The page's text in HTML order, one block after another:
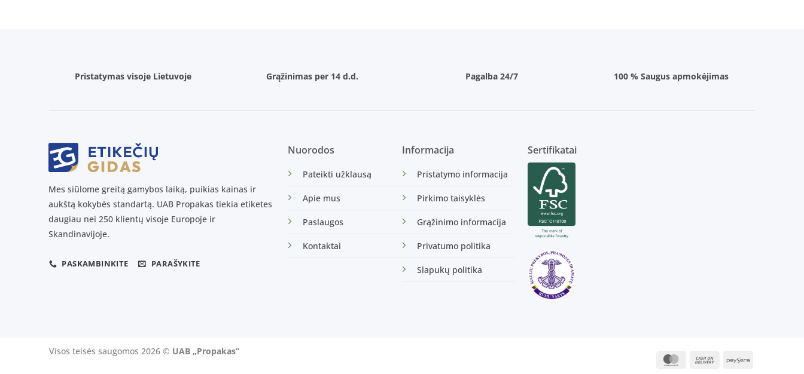
Pristatymas visoje Lietuvoje Grąžinimas per 14 d.d. Pagalba 24/7 100 % Saugus apmokėjimas
Mes siūlome greitą gamybos laiką, puikias kainas ir
aukštą kokybės standartą. UAB Propakas tiekia etiketes
daugiau nei 250 klientų visoje Europoje ir
Skandinavijoje.
PASKAMBINKITE PARAŠYKITE
Nuorodos
Pateikti užklausą
Apie mus
Paslaugos
Kontaktai
Informacija
Pristatymo informacija
Pirkimo taisyklės
Grąžinimo informacija
Privatumo politika
Slapukų politika
Sertifikatai
MasterCardCash
Paysera
Visos teisės saugomos 2026 © UAB „Propakas“